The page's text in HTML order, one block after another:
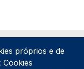
próprios e de
Cookies